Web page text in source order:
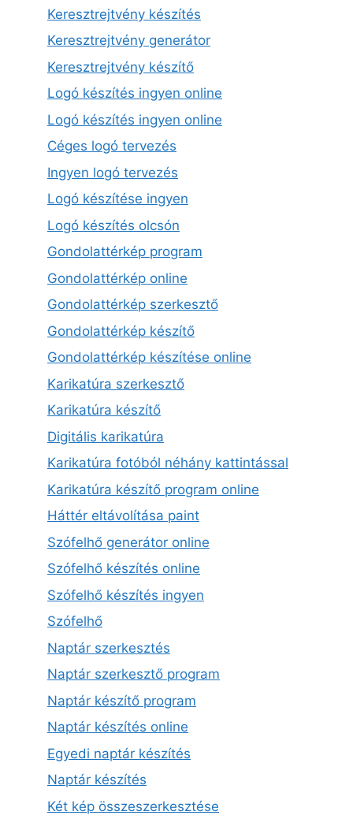
Keresztrejtvény készítés
Keresztrejtvény generátor
Keresztrejtvény készítő
Logó készítés ingyen online
Logó készítés ingyen online
Céges logó tervezés
Ingyen logó tervezés
Logó készítése ingyen
Logó készítés olcsón
Gondolattérkép program
Gondolattérkép online
Gondolattérkép szerkesztő
Gondolattérkép készítő
Gondolattérkép készítése online
Karikatúra szerkesztő
Karikatúra készítő
Digitális karikatúra
Karikatúra fotóból néhány kattintással
Karikatúra készítő program online
Háttér eltávolítása paint
Szófelhő generátor online
Szófelhő készítés online
Szófelhő készítés ingyen
Szófelhő
Naptár szerkesztés
Naptár szerkesztő program
Naptár készítő program
Naptár készítés online
Egyedi naptár készítés
Naptár készítés
Két kép összeszerkesztése